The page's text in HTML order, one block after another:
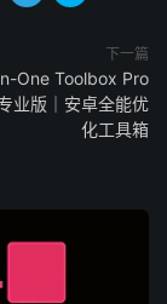
下一篇
One Toolbox Pro
业版｜安卓全能优
化工具箱